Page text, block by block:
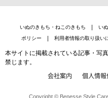
いぬのきもち・ねこのきもち い
ポリシー
利用者情報の取り扱い
本サイトに掲載されている記事・写
禁じます。
会社案内 個人情
Copyright © Benesse Style